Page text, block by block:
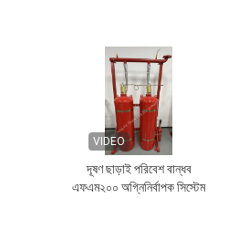
VIDEO
দূষণ ছাড়াই পরিবেশ বান্ধব
এফএম২০০ অগ্নিনির্বাপক সিস্টেম